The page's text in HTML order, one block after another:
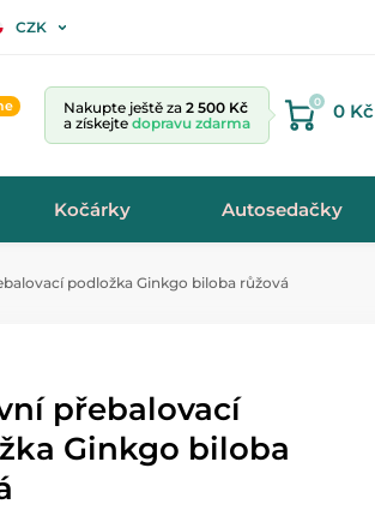
CZK
Nakupte ještě za 2 500 Kč
a získejte dopravu zdarma
0 0 Kč
Kočárky Autosedačky
podložka Ginkgo biloba růžová
přebalovací
Ginkgo biloba